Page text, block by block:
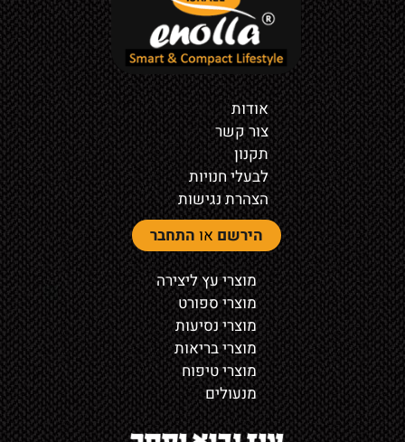
אודות
צור קשר
תקנון
לבעלי חנויות
הצהרת נגישות
הירשם או התחבר
מוצרי עץ ליצירה
מוצרי ספורט
מוצרי נסיעות
מוצרי בריאות
מוצרי טיפוח
מנעולים